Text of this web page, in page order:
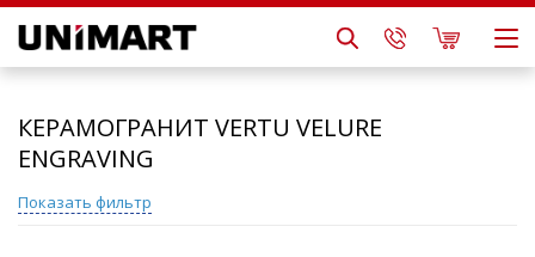
КЕРАМОГРАНИТ VERTU VELURE
ENGRAVING
Показать фильтр